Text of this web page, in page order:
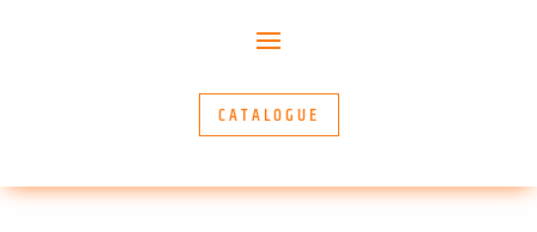
CATALOGUE